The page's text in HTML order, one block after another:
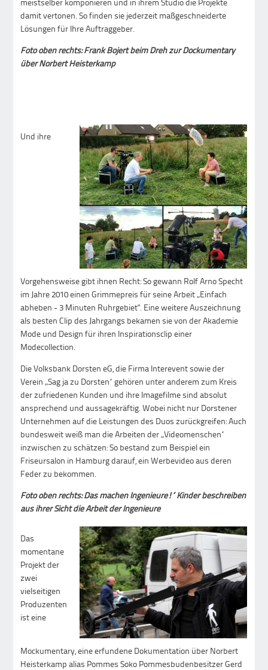
damit vertonen. So finden sie jederzeit maßgeschneiderte
Lösungen für Ihre Auftraggeber.
Foto oben rechts: Frank Bojert beim Dreh zur Dockumentary
über Norbert Heisterkamp
Und ihre
Vorgehensweise gibt ihnen Recht: So gewann Rolf Arno Specht
im Jahre 2010 einen Grimmepreis für seine Arbeit „Einfach
abheben - 3 Minuten Ruhrgebiet". Eine weitere Auszeichnung
als besten Clip des Jahrgangs bekamen sie von der Akademie
Mode und Design für ihren Inspirationsclip einer
Modecollection.
Die Volksbank Dorsten eG, die Firma Interevent sowie der
Verein „Sag ja zu Dorsten“ gehören unter anderem zum Kreis
der zufriedenen Kunden und ihre Imagefilme sind absolut
ansprechend und aussagekräftig. Wobei nicht nur Dorstener
Unternehmen auf die Leistungen des Duos zurückgreifen: Auch
bundesweit weiß man die Arbeiten der „Videomenschen“
inzwischen zu schätzen: So bestand zum Beispiel ein
Friseursalon in Hamburg darauf, ein Werbevideo aus deren
Feder zu bekommen.
Foto oben rechts: Das machen Ingenieure!“ Kinder beschreiben
aus ihrer Sicht die Arbeit der Ingenieure
Das
momentane
Projekt der
zwei
vielseitigen
Produzenten
ist eine
Mockumentary, eine erfundene Dokumentation über Norbert
Heisterkamp alias Pommes Soko Pommesbudenbesitzer Gerd